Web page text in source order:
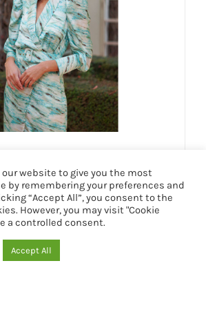
our website to give you the most
by remembering your preferences and
“Accept All”, you consent to the
However, you may visit "Cookie
a controlled consent.
Accept All